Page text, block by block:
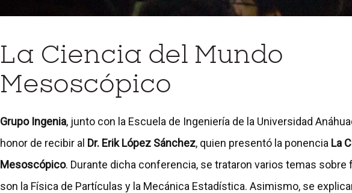
La Ciencia del Mundo
Mesoscópico
Grupo Ingenia, junto con la Escuela de Ingeniería de la Universidad
honor de recibir al Dr. Erik López Sánchez, quien presentó la ponencia La
Mesoscópico. Durante dicha conferencia, se trataron varios temas sobre
son la Física de Partículas y la Mecánica Estadística. Asimismo, se